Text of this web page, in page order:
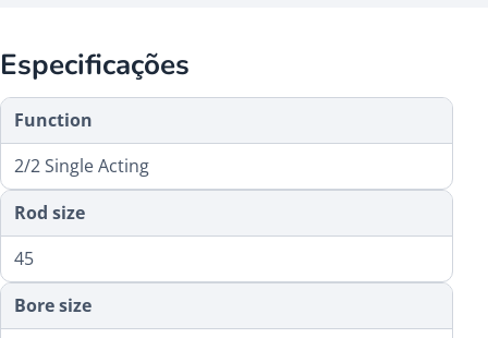
Especificações
Function
2/2 Single Acting
Rod size
45
Bore size